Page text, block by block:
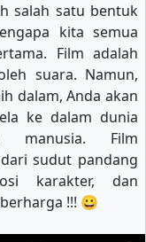
salah satu bentuk
kita semua
Film adalah
suara. Namun,
dalam, Anda akan
ke dalam dunia
manusia. Film
sudut pandang
karakter, dan
!!! 😀